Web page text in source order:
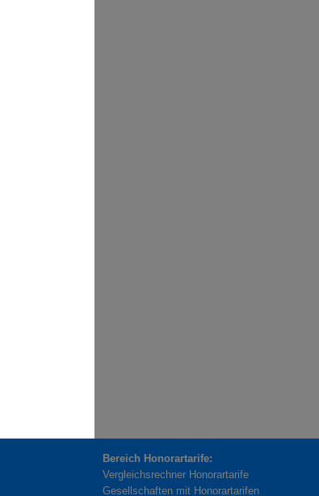
Bereich Honorartarife:
Vergleichsrechner Honorartarife
Gesellschaften mit Honorartarifen